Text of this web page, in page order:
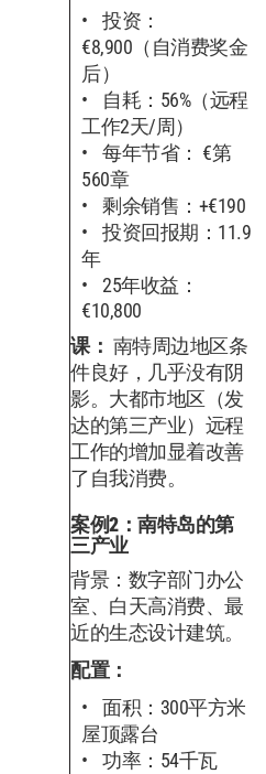
投资：
€8,900（自消费奖金
后）
自耗：56%（远程
工作2天/周）
每年节省： €第
560章
剩余销售：+€190
投资回报期：11.9
年
25年收益：
€10,800
课： 南特周边地区条
件良好，几乎没有阴
影。大都市地区（发
达的第三产业）远程
工作的增加显着改善
了自我消费。
案例2：南特岛的第
三产业
背景：数字部门办公
室、白天高消费、最
近的生态设计建筑。
配置：
面积：300平方米
屋顶露台
功率：54千瓦